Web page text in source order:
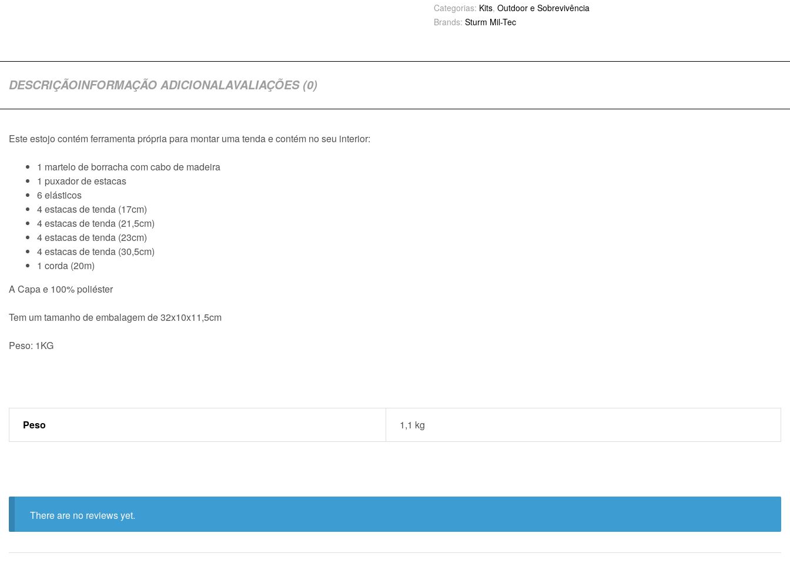
Categorias: Kits, Outdoor e Sobrevivência
Brands: Sturm Mil-Tec
DESCRIÇÃOINFORMAÇÃO ADICIONALAVALIAÇÕES (0)
Este estojo contém ferramenta própria para montar uma tenda e contém no seu interior:
1 martelo de borracha com cabo de madeira
1 puxador de estacas
6 elásticos
4 estacas de tenda (17cm)
4 estacas de tenda (21,5cm)
4 estacas de tenda (23cm)
4 estacas de tenda (30,5cm)
1 corda (20m)
A Capa e 100% poliéster
Tem um tamanho de embalagem de 32x10x11,5cm
Peso: 1KG
Peso 1,1 kg
There are no reviews yet.